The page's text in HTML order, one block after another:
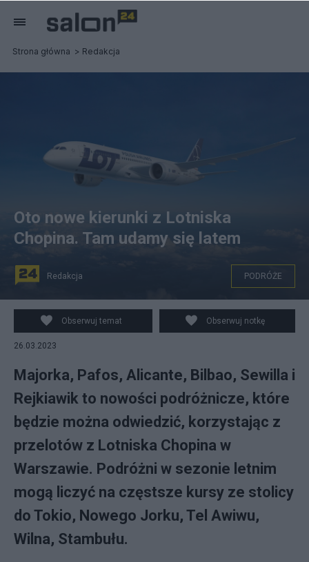
Strona główna Redakcja
Oto nowe kierunki z Lotniska
Chopina. Tam udamy się latem
Redakcja PODRÓŻE
Obserwuj temat Obserwuj notkę
26.03.2023
Majorka, Pafos, Alicante, Bilbao, Sewilla i
Rejkiawik to nowości podróżnicze, które
będzie można odwiedzić, korzystając z
przelotów z Lotniska Chopina w
Warszawie. Podróżni w sezonie letnim
mogą liczyć na częstsze kursy ze stolicy
do Tokio, Nowego Jorku, Tel Awiwu,
Wilna, Stambułu.